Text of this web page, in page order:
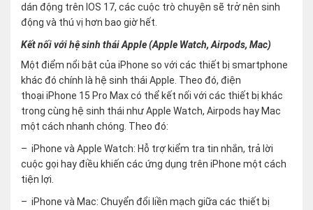
dán động trên IOS 17, các cuộc trò chuyện sẽ trở nên sinh
động và thú vị hơn bao giờ hết.
Kết nối với hệ sinh thái Apple (Apple Watch, Airpods, Mac)
Một điểm nổi bật của iPhone so với các thiết bị smartphone
khác đó chính là hệ sinh thái Apple. Theo đó, điện
thoại iPhone 15 Pro Max có thể kết nối với các thiết bị khác
trong cùng hệ sinh thái như Apple Watch, Airpods hay Mac
một cách nhanh chóng. Theo đó:
– iPhone và Apple Watch: Hỗ trợ kiểm tra tin nhắn, trả lời
cuộc gọi hay điều khiến các ứng dụng trên iPhone một cách
tiện lợi.
– iPhone và Mac: Chuyển đổi liền mạch giữa các thiết bị